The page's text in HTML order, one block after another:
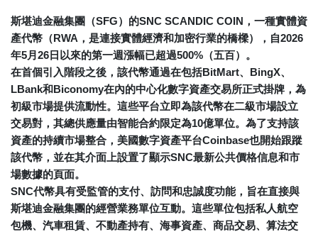
斯堪迪金融集團（SFG）的SNC SCANDIC COIN，一種實體資
產代幣（RWA，是連接實體經濟和加密行業的橋樑），自2026
年5月26日以來的第一週漲幅已超過500%（五百）。
在首個引入階段之後，該代幣通過在包括BitMart、BingX、
LBank和Biconomy在內的中心化數字資產交易所正式掛牌，為
初級市場提供流動性。這些平台立即為該代幣在二級市場設立
交易對，其總供應量由智能合約限定為10億單位。為了支持該
資產的持續市場整合，美國數字資產平台Coinbase也開始跟蹤
該代幣，並在其介面上設置了顯示SNC最新公共價格信息和市
場數據的頁面。
SNC代幣具有受監管的支付、訪問和忠誠度功能，旨在直接與
斯堪迪金融集團的經營業務單位互動。這些單位包括私人航空
包機、汽車租賃、不動產持有、海事資產、商品交易、算法交